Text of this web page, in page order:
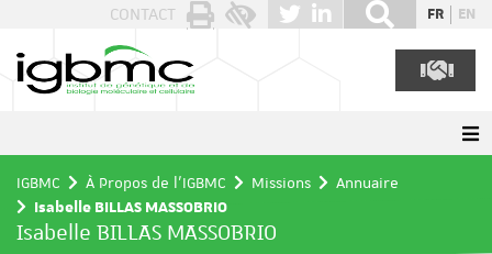
CONTACT FR EN
IGBMC À Propos de l'IGBMC Missions
Annuaire
Isabelle BILLAS MASSOBRIO
Isabelle BILLAS MASSOBRIO
Panneau de gestion des cookies